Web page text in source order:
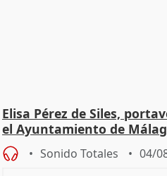
Elisa Pérez de Siles,
el Ayuntamiento de
Sonido Totales 04/